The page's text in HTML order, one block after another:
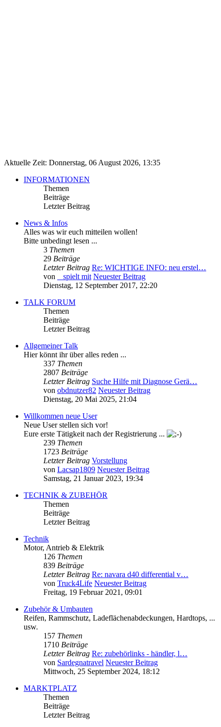
Aktuelle Zeit: Donnerstag, 06 August 2026, 13:35
INFORMATIONEN
Themen
Beiträge
Letzter Beitrag
News & Infos
Alles was wir euch mitteilen wollen!
Bitte unbedingt lesen ...
3 Themen
29 Beiträge
Letzter Beitrag Re: WICHTIGE INFO: neu erstel…
von
_ spielt mit Neuester Beitrag
Dienstag, 12 September 2017, 22:20
TALK FORUM
Themen
Beiträge
Letzter Beitrag
Allgemeiner Talk
Hier könnt ihr über alles reden ...
337 Themen
2807 Beiträge
Letzter Beitrag Suche Hilfe mit Diagnose Gerä…
von obdnutzer82 Neuester Beitrag
Dienstag, 20 Mai 2025, 21:04
Willkommen neue User
Neue User stellen sich vor!
Eure erste Tätigkeit nach der Registrierung ...
239 Themen
1723 Beiträge
Letzter Beitrag Vorstellung
von Lacsap1809 Neuester Beitrag
Samstag, 21 Januar 2023, 19:34
TECHNIK & ZUBEHÖR
Themen
Beiträge
Letzter Beitrag
Technik
Motor, Antrieb & Elektrik
126 Themen
839 Beiträge
Letzter Beitrag Re: navara d40 differential v…
von Truck4Life Neuester Beitrag
Freitag, 19 Februar 2021, 09:01
Zubehör & Umbauten
Reifen, Rammschutz, Ladeflächenabdeckungen, Hardtops, ...
usw.
157 Themen
1710 Beiträge
Letzter Beitrag Re: zubehörlinks - händler, l…
von Sardegnatravel Neuester Beitrag
Mittwoch, 25 September 2024, 18:12
MARKTPLATZ
Themen
Beiträge
Letzter Beitrag